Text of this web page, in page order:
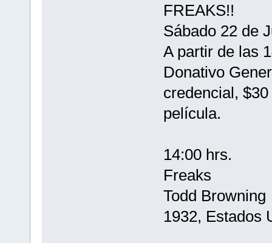
FREAKS!!
Sábado 22 de
A partir de las
Donativo
credencial, $30
película.
14:00 hrs.
Freaks
Todd Browning
1932, Estados